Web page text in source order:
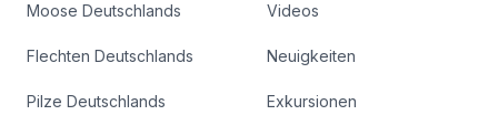
Moose Deutschlands
Flechten Deutschlands
Pilze Deutschlands
Videos
Neuigkeiten
Exkursionen